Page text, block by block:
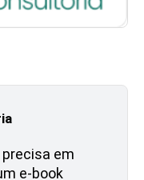
em
e-book